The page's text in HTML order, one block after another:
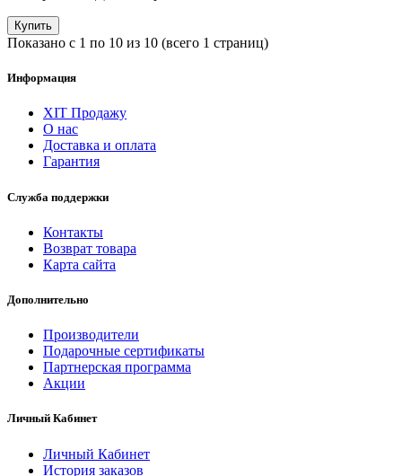
Купить
Показано с 1 по 10 из 10 (всего 1 страниц)
Информация
ХІТ Продажу
О нас
Доставка и оплата
Гарантия
Служба поддержки
Контакты
Возврат товара
Карта сайта
Дополнительно
Производители
Подарочные сертификаты
Партнерская программа
Акции
Личный Кабинет
Личный Кабинет
История заказов